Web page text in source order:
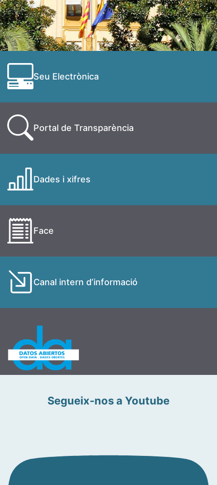
Seu Electrònica
Portal de Transparència
Dades i xifres
Face
Canal intern d’informació
Segueix-nos a Youtube